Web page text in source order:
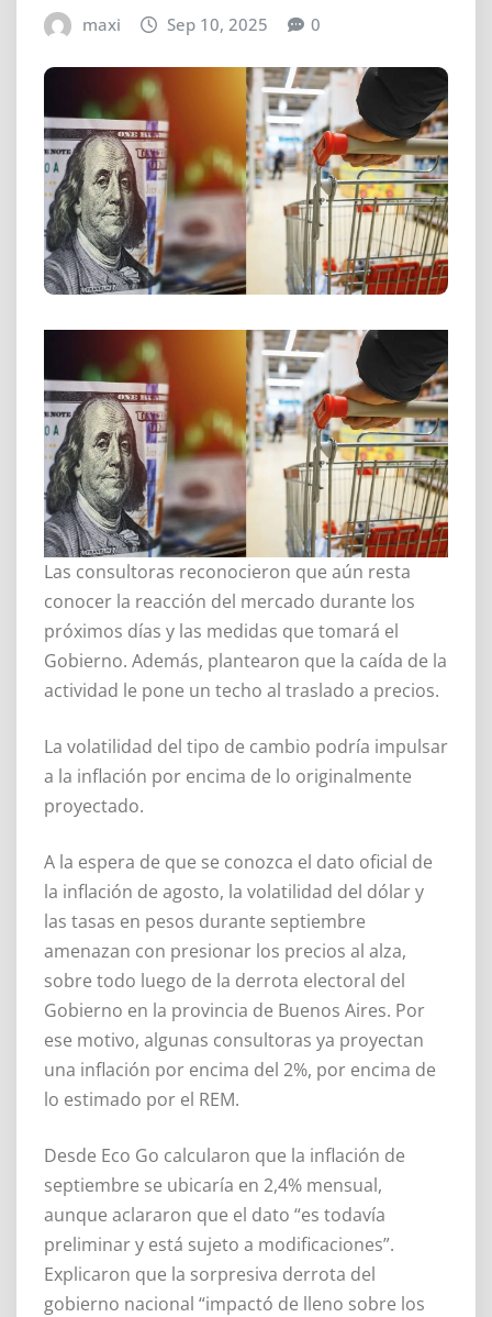
maxi Sep 10, 2025 0
Las consultoras reconocieron que aún resta
conocer la reacción del mercado durante los
próximos días y las medidas que tomará el
Gobierno. Además, plantearon que la caída de la
actividad le pone un techo al traslado a precios.
La volatilidad del tipo de cambio podría impulsar
a la inflación por encima de lo originalmente
proyectado.
A la espera de que se conozca el dato oficial de
la inflación de agosto, la volatilidad del dólar y
las tasas en pesos durante septiembre
amenazan con presionar los precios al alza,
sobre todo luego de la derrota electoral del
Gobierno en la provincia de Buenos Aires. Por
ese motivo, algunas consultoras ya proyectan
una inflación por encima del 2%, por encima de
lo estimado por el REM.
Desde Eco Go calcularon que la inflación de
septiembre se ubicaría en 2,4% mensual,
aunque aclararon que el dato “es todavía
preliminar y está sujeto a modificaciones”.
Explicaron que la sorpresiva derrota del
gobierno nacional “impactó de lleno sobre los